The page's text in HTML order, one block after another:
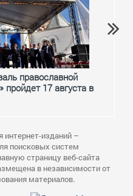
православной
пройдет 17 августа в
интернет-изданий –
поисковых систем
страницу веб-сайта
в независимости от
материалов.